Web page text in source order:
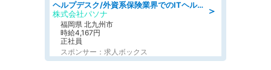
＞
ヘルプデスク/外資系保険業界でのITヘルプデスク業務/駅近/即日勤務可/ヘルプデスク
株式会社パソナ
福岡県 北九州市
時給4,167円
正社員
スポンサー：求人ボックス